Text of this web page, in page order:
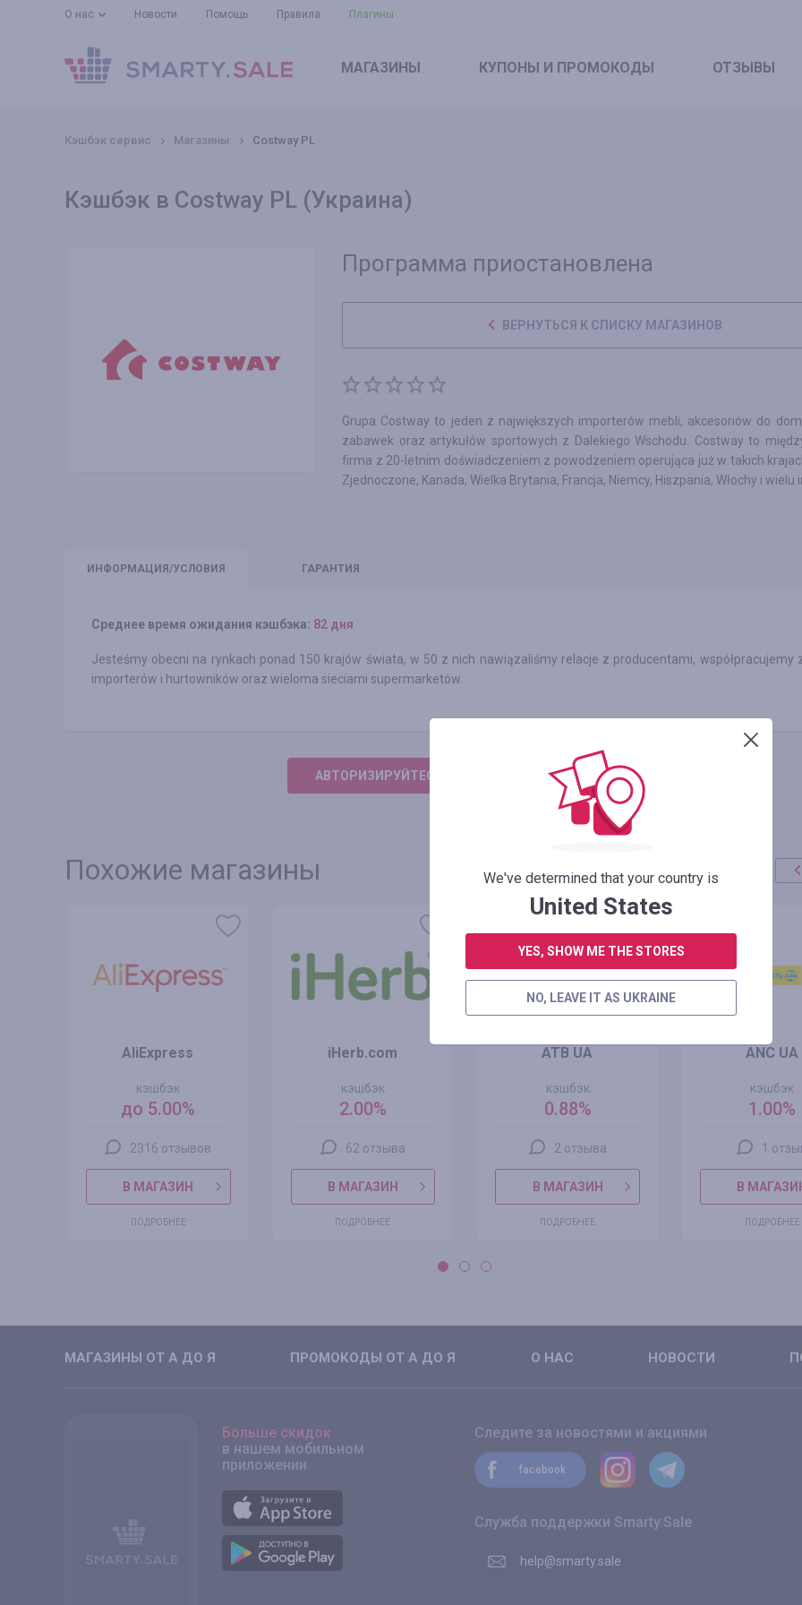
О нас Новости Помощь Правила Плагины
МАГАЗИНЫ КУПОНЫ И ПРОМОКОДЫ ОТЗЫВЫ
Кэшбэк сервис Магазины Costway PL
Кэшбэк в Costway PL (Украина)
Программа приостановлена
ВЕРНУТЬСЯ К СПИСКУ МАГАЗИНОВ
Grupa Costway to jeden z największych importerów mebli, akcesoriów do
zabawek oraz artykułów sportowych z Dalekiego Wschodu. Costway to
firma z 20-letnim doświadczeniem z powodzeniem operująca już w takich
Zjednoczone, Kanada, Wielka Brytania, Francja, Niemcy, Hiszpania, Włochy i wielu
ИНФО РМАЦИЯ/УСЛОВИЯ ГАРАНТИЯ
Среднее время ожидания кэшбэка: 82 дня
Jesteśmy obecni na rynkach ponad 150 krajów świata, w 50 z nich nawiązaliśmy relacje z producentami, współpracujemy
importerów i hurtowników oraz wieloma sieciami supermarketów.
АВТОРИЗИРУЙТЕСЬ, ЧТОБЫ ОСТАВИТЬ ОТЗЫВ
Похожие магазины
AliExpress
кэшбэк
до 5.00%
2316 отзывов
В МАГАЗИН
ПОДРОБНЕЕ
iHerb.com
кэшбэк
2.00%
62 отзыва
В МАГАЗИН
ПОДРОБНЕЕ
ATB UA
кэшбэк
0.88%
2 отзыва
В МАГАЗИН
ПОДРОБНЕЕ
ANC UA
кэшбэк
1.00%
1
В
ПОДРОБНЕЕ
МАГАЗИНЫ ОТ А ДО Я ПРОМОКОДЫ ОТ А ДО Я О НАС НОВОСТИ
Больше скидок
в нашем мобильном
приложении
Следите за новостями и акциями
facebook
Служба поддержки Smarty.Sale
help@smarty.sale
We've determined that your country is
United States
YES, SHOW ME THE STORES
NO, LEAVE IT AS UKRAINE